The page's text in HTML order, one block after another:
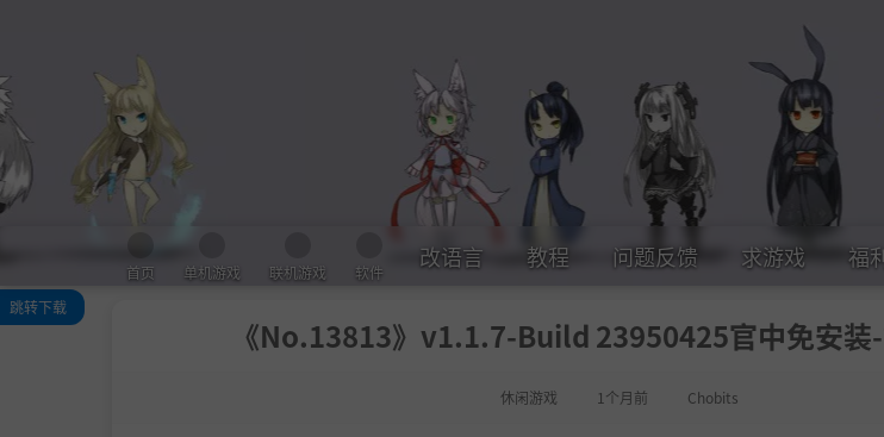
首页 单机游戏 联机游戏 软件
改语言 教程 问题反馈 求游戏 福
《No.13813》v1.1.7-Build 23950425官中免安装
休闲游戏 1个月前 Chobits
跳转下载